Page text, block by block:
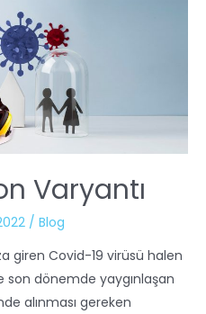
Varyantı
/ Blog
giren Covid-19 virüsü halen
son dönemde yaygınlaşan
alınması gereken